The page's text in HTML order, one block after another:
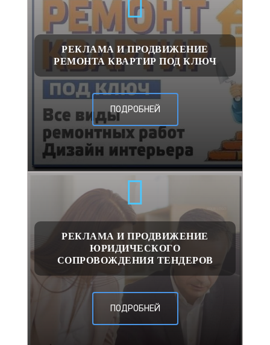
РЕКЛАМА И ПРОДВИЖЕНИЕ
РЕМОНТА КВАРТИР ПОД КЛЮЧ
ПОДРОБНЕЙ
РЕКЛАМА И ПРОДВИЖЕНИЕ
ЮРИДИЧЕСКОГО
СОПРОВОЖДЕНИЯ ТЕНДЕРОВ
ПОДРОБНЕЙ